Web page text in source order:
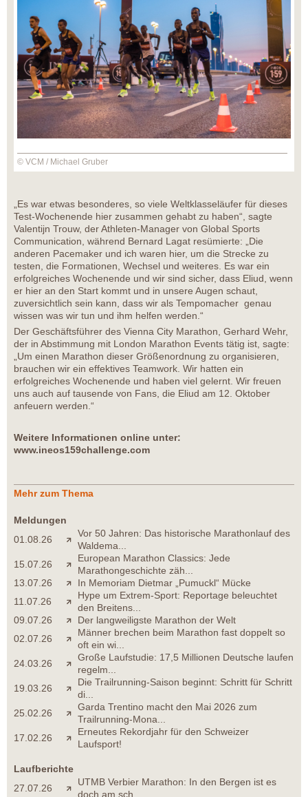
© VCM / Michael Gruber
„Es war etwas besonderes, so viele Weltklasseläufer für dieses
Test-Wochenende hier zusammen gehabt zu haben“, sagte
Valentijn Trouw, der Athleten-Manager von Global Sports
Communication, während Bernard Lagat resümierte: „Die
anderen Pacemaker und ich waren hier, um die Strecke zu
testen, die Formationen, Wechsel und weiteres. Es war ein
erfolgreiches Wochenende und wir sind sicher, dass Eliud, wenn
er hier an den Start kommt und in unsere Augen schaut,
zuversichtlich sein kann, dass wir als Tempomacher genau
wissen was wir tun und ihm helfen werden.“
Der Geschäftsführer des Vienna City Marathon, Gerhard Wehr,
der in Abstimmung mit London Marathon Events tätig ist, sagte:
„Um einen Marathon dieser Größenordnung zu organisieren,
brauchen wir ein effektives Teamwork. Wir hatten ein
erfolgreiches Wochenende und haben viel gelernt. Wir freuen
uns auch auf tausende von Fans, die Eliud am 12. Oktober
anfeuern werden.“
Weitere Informationen online unter:
www.ineos159challenge.com
Mehr zum Thema
Meldungen
01.08.26
Vor 50 Jahren: Das historische Marathonlauf des
Waldema...
15.07.26
European Marathon Classics: Jede
Marathongeschichte zäh...
13.07.26
In Memoriam Dietmar „Pumuckl“ Mücke
11.07.26
Hype um Extrem-Sport: Reportage beleuchtet
den Breitens...
09.07.26
Der langweiligste Marathon der Welt
02.07.26
Männer brechen beim Marathon fast doppelt so
oft ein wi...
24.03.26
Große Laufstudie: 17,5 Millionen Deutsche laufen
regelm...
19.03.26
Die Trailrunning-Saison beginnt: Schritt für Schritt
di...
25.02.26
Garda Trentino macht den Mai 2026 zum
Trailrunning-Mona...
17.02.26
Erneutes Rekordjahr für den Schweizer
Laufsport!
Laufberichte
27.07.26
UTMB Verbier Marathon: In den Bergen ist es
doch am sch...